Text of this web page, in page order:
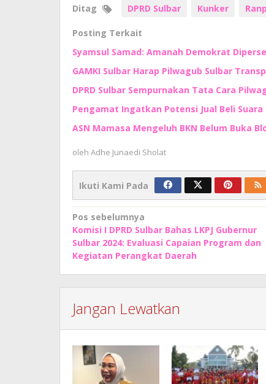
Ditag DPRD Sulbar Kunker
Posting Terkait
Syamsul Samad: Amanah Demokrat
GAMKI Sulbar Harap Pilwagub Sulbar
DPRD Sulbar Sempurnakan Tata Cara
Pengamat Ingatkan Potensi Jual Beli
ASN Mamasa Mengeluh BKN Belum Buka
oleh Adhe Junaedi Sholat
Ikuti Kami Pada
Navigasi
pos
Pos sebelumnya
Komisi I DPRD Sulbar Bahas LKPJ Gubernur
Sulbar 2024: Evaluasi Capaian Program dan
Kegiatan Perangkat Daerah
Jangan Lewatkan